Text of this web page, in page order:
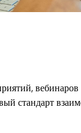
стандарт